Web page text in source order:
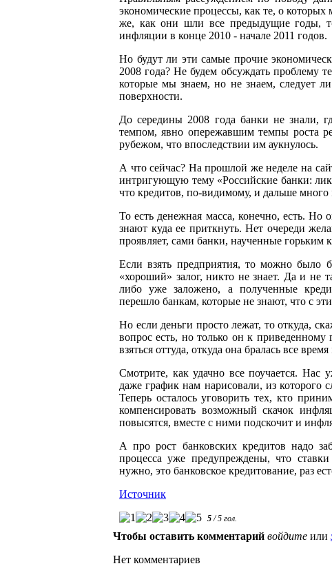
экономические процессы, как те, о
же, как они шли все предыдущие годы,
инфляции в конце 2010 - начале 2011 годов.
Но будут ли эти самые прочие
2008 года? Не будем обсуждать проблему
которые мы знаем, но не знаем, следует
поверхности.
До середины 2008 года банки не знали,
темпом, явно опережавшим темпы роста
рубежом, что впоследствии им аукнулось.
А что сейчас? На прошлой же неделе на
интригующую тему «Российские банки:
что кредитов, по-видимому, и дальше много
То есть денежная масса, конечно, есть. Но
знают куда ее приткнуть. Нет очереди
проявляет, сами банки, наученные
Если взять предприятия, то можно было
«хороший» залог, никто не знает. Да и не
либо уже заложено, а полученные
перешло банкам, которые не знают, что с
Но если деньги просто лежат, то откуда,
вопрос есть, но только он к
взяться оттуда, откуда она бралась все
Смотрите, как удачно все поучается. Нас
даже график нам нарисовали, из которого
Теперь осталось уговорить тех, кто
компенсировать возможный скачок
повысятся, вместе с ними подскочит и
А про рост банковских кредитов надо
процесса уже предупреждены, что
нужно, это банковское кредитование, раз
Источник
5/5 гол.
Чтобы оставить комментарий войдите или
Нет комментариев